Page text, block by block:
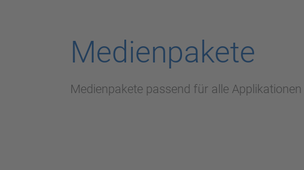
Medienpakete
Medienpakete passend für alle Applikationen